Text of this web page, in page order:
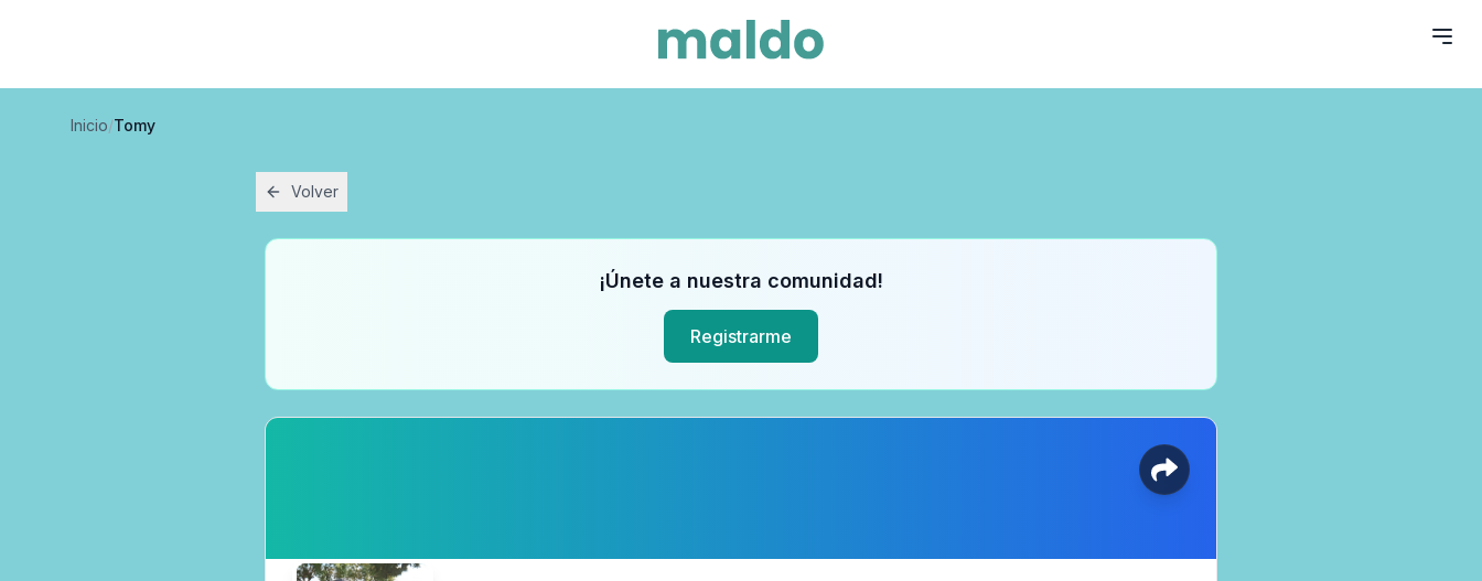
Inicio/Tomy
Volver
¡Únete a nuestra comunidad!
Registrarme